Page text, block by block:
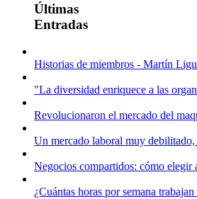
Últimas
Entradas
Historias de miembros - Martín
"La diversidad enriquece a las
Revolucionaron el mercado del
Un mercado laboral muy debilitado,
Negocios compartidos: cómo elegir
¿Cuántas horas por semana